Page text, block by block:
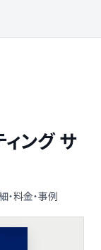
ング サ
・料金・事例